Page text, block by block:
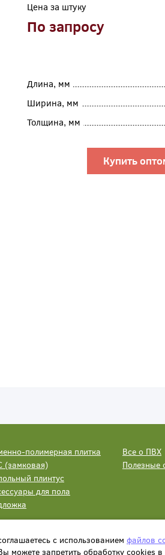
Цена за штуку
По запросу
Длина, мм
Ширина, мм
Толщина, мм
Купить
полимерная плитка
(замковая)
плинтус
для пола
Все о ПВХ
Полезные
с использованием файлов
можете запретить обработку сookies